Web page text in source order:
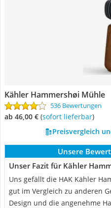
Kähler Hammershøi Mühle
536 Bewertungen
ab 46,00 € ( Sofort lieferbar)
Preisvergleich
Unsere
Unser Fazit für Kähler
Uns gefällt die HAK Kähler
gut im Vergleich zu anderen
Design und die angenehme